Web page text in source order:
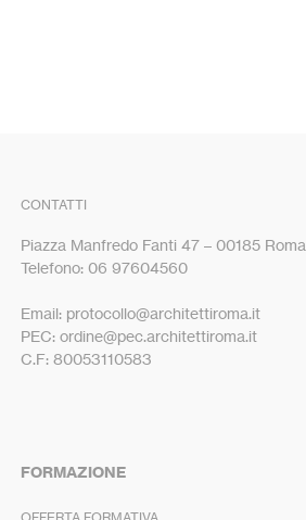
CONTATTI
Piazza Manfredo Fanti 47 – 00185 Roma
Telefono: 06 97604560
Email: protocollo@architettiroma.it
PEC: ordine@pec.architettiroma.it
C.F: 80053110583
FORMAZIONE